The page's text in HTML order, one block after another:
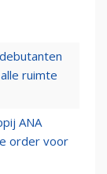
ruimte
ANA
order voor